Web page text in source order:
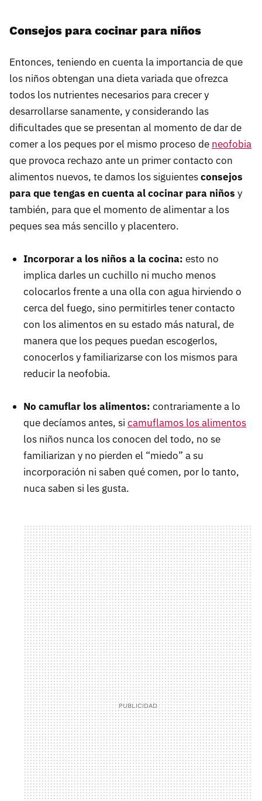
Consejos para cocinar para niños
Entonces, teniendo en cuenta la importancia de que
los niños obtengan una dieta variada que ofrezca
todos los nutrientes necesarios para crecer y
desarrollarse sanamente, y considerando las
dificultades que se presentan al momento de dar de
comer a los peques por el mismo proceso de neofobia
que provoca rechazo ante un primer contacto con
alimentos nuevos, te damos los siguientesconsejos
para que tengas en cuenta al cocinar para niños y
también, para que el momento de alimentar a los
peques sea más sencillo y placentero.
Incorporar a los niños a la cocina: esto no
implica darles un cuchillo ni mucho menos
colocarlos frente a una olla con agua hirviendo o
cerca del fuego, sino permitirles tener contacto
con los alimentos en su estado más natural, de
manera que los peques puedan escogerlos,
conocerlos y familiarizarse con los mismos para
reducir la neofobia.
No camuflar los alimentos: contrariamente a lo
que decíamos antes, si camuflamos los alimentos
los niños nunca los conocen del todo, no se
familiarizan y no pierden el “miedo” a su
incorporación ni saben qué comen, por lo tanto,
nuca saben si les gusta.